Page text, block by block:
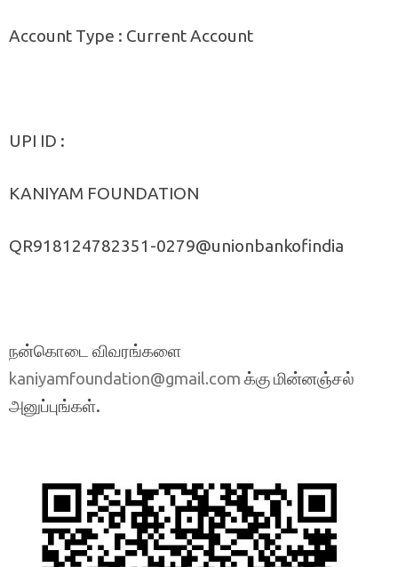
Account Type : Current Account
UPI ID :
KANIYAM FOUNDATION
QR918124782351-0279@unionbankofindia
நன்கொடை விவரங்களை
kaniyamfoundation@gmail.com க்கு மின்னஞ்சல்
அனுப்புங்கள்.